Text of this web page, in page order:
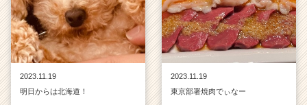
2023.11.19
明日からは北海道！
2023.11.19
東京部署焼肉でぃなー